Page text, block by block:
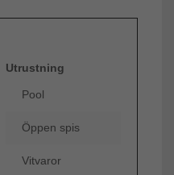
Utrustning
Pool
Öppen spis
Vitvaror